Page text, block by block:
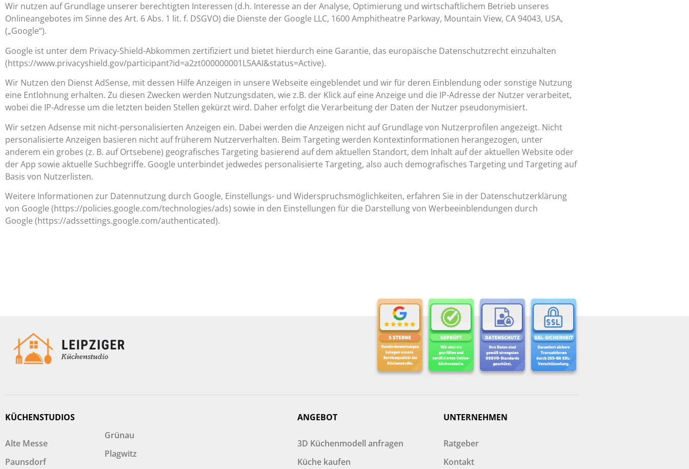
Wir nutzen auf Grundlage unserer berechtigten Interessen (d.h. Interesse an der Analyse, Optimierung und wirtschaftlichem Betrieb unseres
Onlineangebotes im Sinne des Art. 6 Abs. 1 lit. f. DSGVO) die Dienste der Google LLC, 1600 Amphitheatre Parkway, Mountain View, CA 94043, USA,
(„Google“).
Google ist unter dem Privacy-Shield-Abkommen zertifiziert und bietet hierdurch eine Garantie, das europäische Datenschutzrecht einzuhalten
(https://www.privacyshield.gov/participant?id=a2zt000000001L5AAI&status=Active).
Wir Nutzen den Dienst AdSense, mit dessen Hilfe Anzeigen in unsere Webseite eingeblendet und wir für deren Einblendung oder sonstige Nutzung
eine Entlohnung erhalten. Zu diesen Zwecken werden Nutzungsdaten, wie z.B. der Klick auf eine Anzeige und die IP-Adresse der Nutzer verarbeitet,
wobei die IP-Adresse um die letzten beiden Stellen gekürzt wird. Daher erfolgt die Verarbeitung der Daten der Nutzer pseudonymisiert.
Wir setzen Adsense mit nicht-personalisierten Anzeigen ein. Dabei werden die Anzeigen nicht auf Grundlage von Nutzerprofilen angezeigt. Nicht
personalisierte Anzeigen basieren nicht auf früherem Nutzerverhalten. Beim Targeting werden Kontextinformationen herangezogen, unter
anderem ein grobes (z. B. auf Ortsebene) geografisches Targeting basierend auf dem aktuellen Standort, dem Inhalt auf der aktuellen Website oder
der App sowie aktuelle Suchbegriffe. Google unterbindet jedwedes personalisierte Targeting, also auch demografisches Targeting und Targeting auf
Basis von Nutzerlisten.
Weitere Informationen zur Datennutzung durch Google, Einstellungs- und Widerspruchsmöglichkeiten, erfahren Sie in der Datenschutzerklärung
von Google (https://policies.google.com/technologies/ads) sowie in den Einstellungen für die Darstellung von Werbeeinblendungen durch
Google (https://adssettings.google.com/authenticated).
KÜCHENSTUDIOS
Alte Messe
Paunsdorf
Grünau
Plagwitz
ANGEBOT
3D Küchenmodell anfragen
Küche kaufen
UNTERNEHMEN
Ratgeber
Kontakt